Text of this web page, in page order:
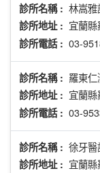
診所名稱 : 林嵩雅
診所地址 : 宜蘭
診所電話 : 03-
診所名稱 : 羅東
診所地址 : 宜蘭
診所電話 : 03-
診所名稱 : 徐牙醫
診所地址 : 宜蘭